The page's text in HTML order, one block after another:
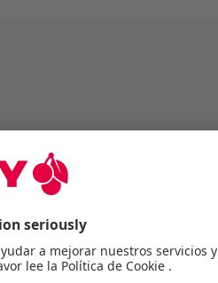
con varios puestos de trabajo